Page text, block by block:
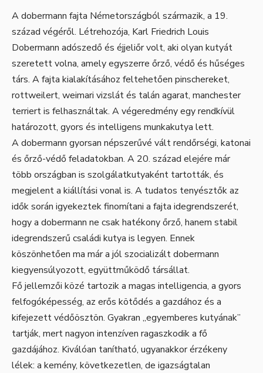
A dobermann fajta Németországból származik, a 19.
század végéről. Létrehozója, Karl Friedrich Louis
Dobermann adószedő és éjjeliőr volt, aki olyan kutyát
szeretett volna, amely egyszerre őrző, védő és hűséges
társ. A fajta kialakításához feltehetően pinschereket,
rottweilert, weimari vizslát és talán agarat, manchester
terriert is felhasználtak. A végeredmény egy rendkívül
határozott, gyors és intelligens munkakutya lett.
A dobermann gyorsan népszerűvé vált rendőrségi, katonai
és őrző-védő feladatokban. A 20. század elejére már
több országban is szolgálatkutyaként tartották, és
megjelent a kiállítási vonal is. A tudatos tenyésztők az
idők során igyekeztek finomítani a fajta idegrendszerét,
hogy a dobermann ne csak hatékony őrző, hanem stabil
idegrendszerű családi kutya is legyen. Ennek
köszönhetően ma már a jól szocializált dobermann
kiegyensúlyozott, együttműködő társállat.
Fő jellemzői közé tartozik a magas intelligencia, a gyors
felfogóképesség, az erős kötődés a gazdához és a
kifejezett védőösztön. Gyakran „egyemberes kutyának”
tartják, mert nagyon intenzíven ragaszkodik a fő
gazdájához. Kiválóan tanítható, ugyanakkor érzékeny
lélek: a kemény, következetlen, de igazságtalan